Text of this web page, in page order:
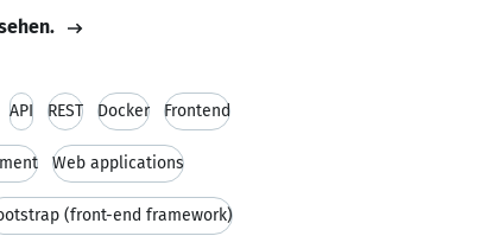
API REST Docker Frontend
Web applications
(front-end framework)